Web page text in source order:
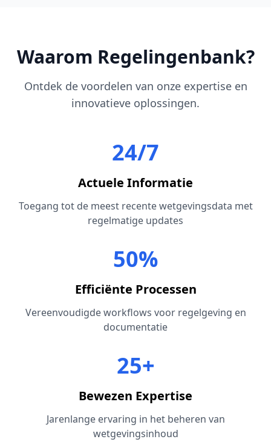
Waarom Regelingenbank?
Ontdek de voordelen van onze expertise en
innovatieve oplossingen.
24/7
Actuele Informatie
Toegang tot de meest recente wetgevingsdata met
regelmatige updates
50%
Efficiënte Processen
Vereenvoudigde workflows voor regelgeving en
documentatie
25+
Bewezen Expertise
Jarenlange ervaring in het beheren van
wetgevingsinhoud